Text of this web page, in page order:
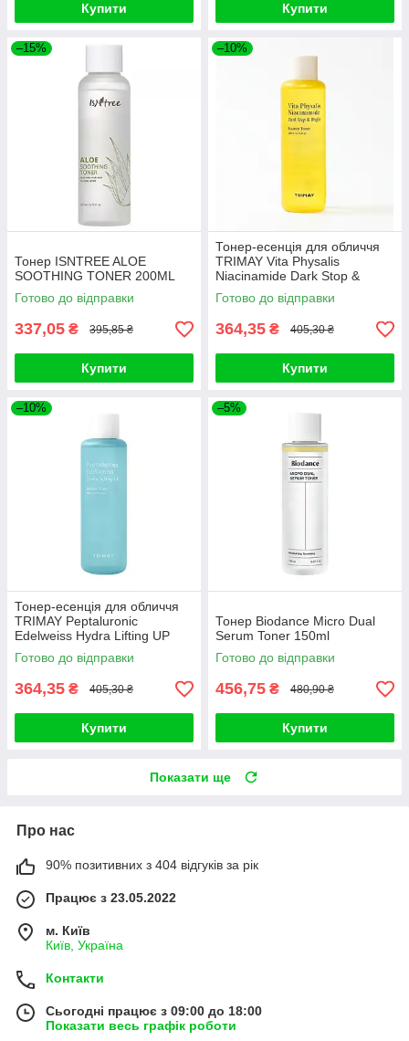
Купити Купити
–15%
Тонер ISNTREE ALOE
SOOTHING TONER 200ML
Готово до відправки
337,05 ₴ 395,85 ₴
Купити
–10%
Тонер-есенція для обличчя
TRIMAY Vita Physalis
Niacinamide Dark Stop &
Bright Essence Toner 200ml
Готово до відправки
364,35 ₴ 405,30 ₴
Купити
–10%
Тонер-есенція для обличчя
TRIMAY Peptaluronic
Edelweiss Hydra Lifting UP
Essence Toner 200ml
Готово до відправки
364,35 ₴ 405,30 ₴
Купити
–5%
Тонер Biodance Micro Dual
Serum Toner 150ml
Готово до відправки
456,75 ₴ 480,90 ₴
Купити
Показати ще
Про нас
90% позитивних з 404 відгуків за рік
Працює з 23.05.2022
м. Київ
Київ, Україна
Контакти
Сьогодні працює з 09:00 до 18:00
Показати весь графік роботи